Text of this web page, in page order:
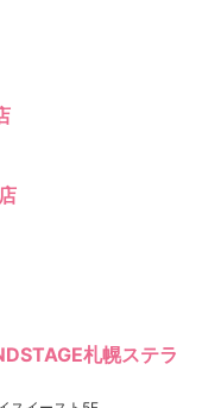
札幌ステラ